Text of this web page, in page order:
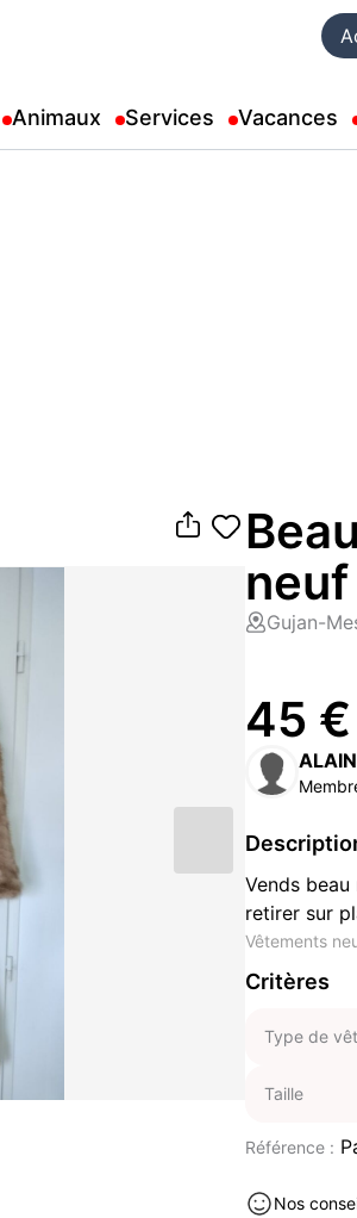
Animaux Services Vacances
neuf
Gujan-
45 €
Vends
retirer sur
Vêtements
Critères
Type de
Taille
Référence :
Nos